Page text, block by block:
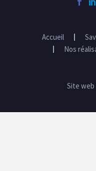
Accueil
Nos
Site web